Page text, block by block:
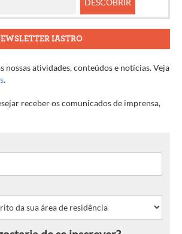
IASTRO
nossas atividades, conteúdos e notícias. Veja
.
receber os comunicados de imprensa,